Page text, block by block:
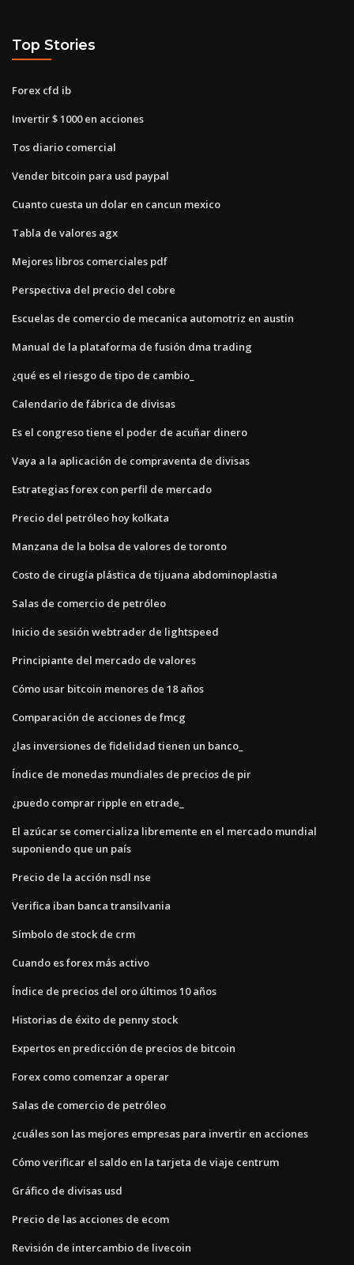
Top Stories
Forex cfd ib
Invertir $ 1000 en acciones
Tos diario comercial
Vender bitcoin para usd paypal
Cuanto cuesta un dolar en cancun mexico
Tabla de valores agx
Mejores libros comerciales pdf
Perspectiva del precio del cobre
Escuelas de comercio de mecanica automotriz en austin
Manual de la plataforma de fusión dma trading
¿qué es el riesgo de tipo de cambio_
Calendario de fábrica de divisas
Es el congreso tiene el poder de acuñar dinero
Vaya a la aplicación de compraventa de divisas
Estrategias forex con perfil de mercado
Precio del petróleo hoy kolkata
Manzana de la bolsa de valores de toronto
Costo de cirugía plástica de tijuana abdominoplastia
Salas de comercio de petróleo
Inicio de sesión webtrader de lightspeed
Principiante del mercado de valores
Cómo usar bitcoin menores de 18 años
Comparación de acciones de fmcg
¿las inversiones de fidelidad tienen un banco_
Índice de monedas mundiales de precios de pir
¿puedo comprar ripple en etrade_
El azúcar se comercializa libremente en el mercado mundial
suponiendo que un país
Precio de la acción nsdl nse
Verifica iban banca transilvania
Símbolo de stock de crm
Cuando es forex más activo
Índice de precios del oro últimos 10 años
Historias de éxito de penny stock
Expertos en predicción de precios de bitcoin
Forex como comenzar a operar
Salas de comercio de petróleo
¿cuáles son las mejores empresas para invertir en acciones
Cómo verificar el saldo en la tarjeta de viaje centrum
Gráfico de divisas usd
Precio de las acciones de ecom
Revisión de intercambio de livecoin